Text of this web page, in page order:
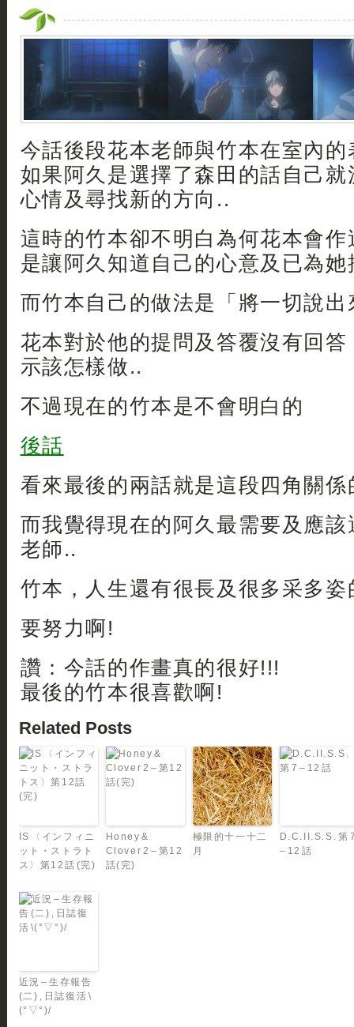
今話後段花本老師與竹本在室內
如果阿久是選擇了森田的話自己
心情及尋找新的方向..
這時的竹本卻不明白為何花本會
是讓阿久知道自己的心意及已為
而竹本自己的做法是「將一切說出
花本對於他的提問及答覆沒有回
示該怎樣做..
不過現在的竹本是不會明白的
後話
看來最後的兩話就是這段四角關
而我覺得現在的阿久最需要及應
老師..
竹本，人生還有很長及很多采多姿
要努力啊!
讚：今話的作畫真的很好!!!
最後的竹本很喜歡啊!
Related Posts
IS 〈インフィニ
ット・ストラト
ス〉第12話 (完)
Honey &
Clover 2 – 第12
話(完)
極限的十一十二
月
D.C.II.S.S. 第
– 12 話
近況 – 生存報告
(二) , 日誌復活 \
(°▽°)/